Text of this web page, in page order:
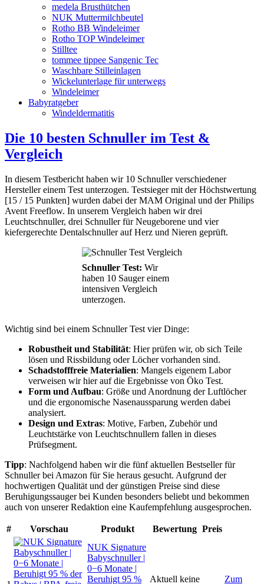
medela Brusthütchen
NUK Muttermilchbeutel
Rotho BB Windeleimer
Rotho TOP Windeleimer
Stilltee
tommee tippee Sangenic Tec
Waschbare Stilleinlagen
Wickelunterlage für unterwegs
Windeleimer
Babyratgeber
Windeldermatitis
Die 10 besten Schnuller im Test &
Vergleich
In diesem Testbericht haben wir 10 Schnuller verschiedener
Hersteller einem Test unterzogen. Testsieger mit der Höchstwertung
[15 / 15 Punkten] wurden dabei der MAM Original und der Philips
Avent Freeflow. In unserem Vergleich haben wir drei
Leuchtschnuller, drei Schnuller für Neugeborene und vier
kiefergerechte Dentalschnuller auf Herz und Nieren geprüft.
Schnuller Test: Wir
haben 10 Sauger einem
intensiven Vergleich
unterzogen.
Wichtig sind bei einem Schnuller Test vier Dinge:
Robustheit und Stabilität: Hier prüfen wir, ob sich Teile
lösen und Rissbildung oder Löcher vorhanden sind.
Schadstofffreie Materialien: Mangels eigenem Labor
verweisen wir hier auf die Ergebnisse von Öko Test.
Form und Aufbau: Größe und Anordnung der Luftlöcher
und die ergonomische Nasenaussparung werden dabei
analysiert.
Design und Extras: Motive, Farben, Zubehör und
Leuchtstärke von Leuchtschnullern fallen in dieses
Prüfsegment.
Tipp: Nachfolgend haben wir die fünf aktuellen Bestseller für
Schnuller bei Amazon für Sie heraus gesucht. Aufgrund der
hochwertigen Qualität und der günstigen Preise sind diese
Beruhigungssauger bei Kunden besonders beliebt und bekommen
auch von unserer Redaktion eine Kaufempfehlung ausgesprochen.
# Vorschau Produkt Bewertung Preis
NUK Signature
Babyschnuller |
0−6 Monate |
Beruhigt 95 %
Aktuell keine Zum